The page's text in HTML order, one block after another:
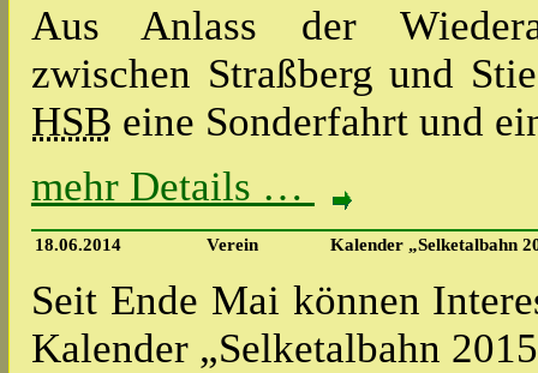
Aus Anlass der
zwischen Straßberg und
HSB eine Sonderfahrt und
mehr Details …
18.06.2014 Verein Kalender „Selketalbahn
Seit Ende Mai können
Kalender „Selketalbahn